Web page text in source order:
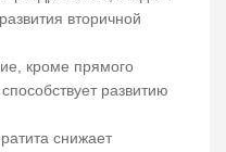
вторичной
кроме прямого
развитию
снижает